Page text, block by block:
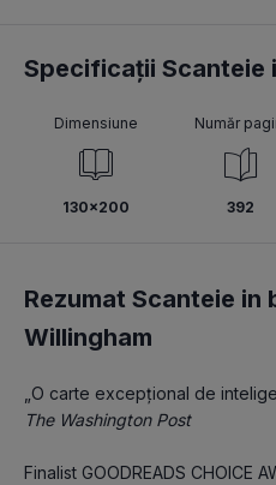
Specificații Scanteie
Dimensiune
130x200
Număr
392
Rezumat Scanteie in
Willingham
„O carte excepțional de
The Washington Post
Finalist GOODREADS CHOICE